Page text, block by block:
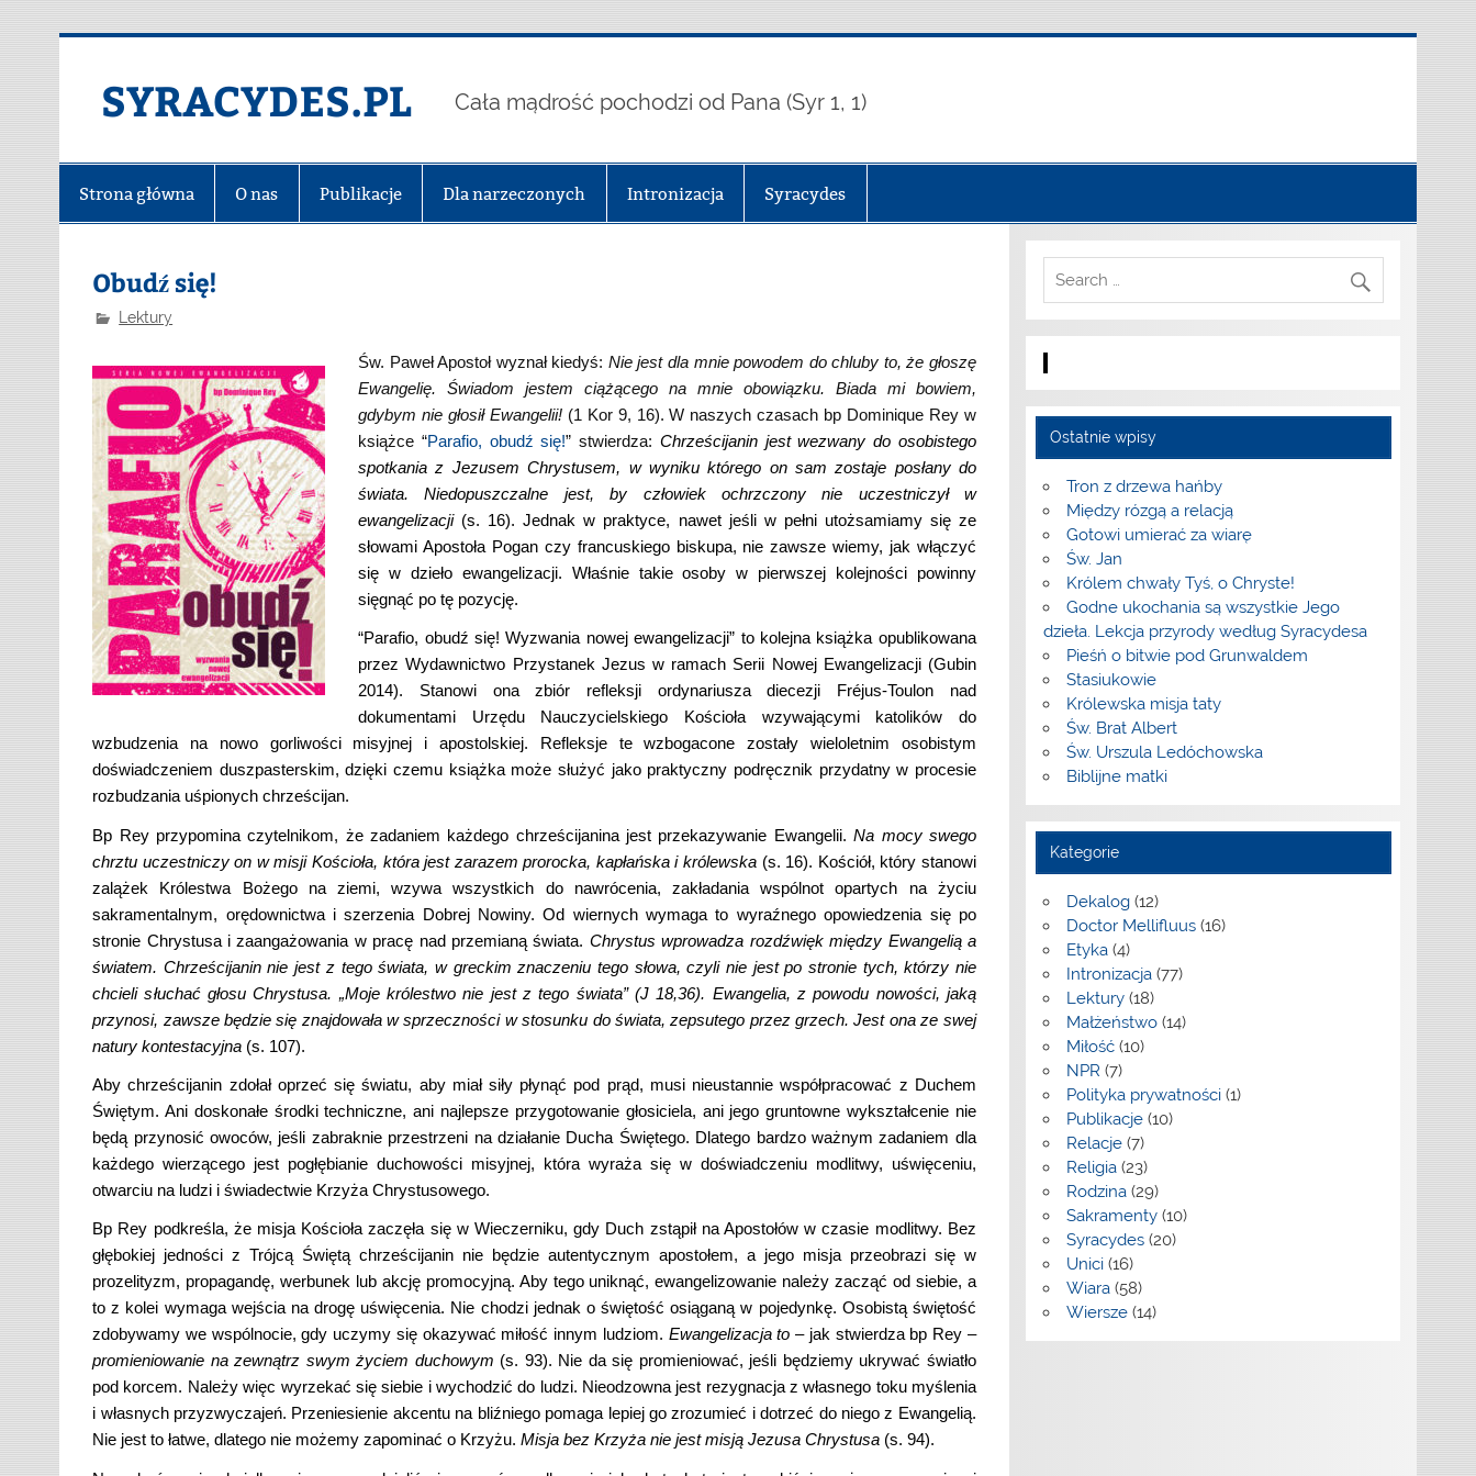
SYRACYDES.PL Cała mądrość pochodzi od Pana (Syr 1, 1)
Strona główna O nas Publikacje Dla narzeczonych Intronizacja Syracydes
Obudź się!
Lektury
Św. Paweł Apostoł wyznał kiedyś: Nie jest dla mnie powodem do chluby to, że głoszę
Ewangelię. Świadom jestem ciążącego na mnie obowiązku. Biada mi bowiem,
gdybym nie głosił Ewangelii!(1 Kor 9, 16). W naszych czasach bp Dominique Rey w
książce “Parafio, obudź się!” stwierdza: Chrześcijanin jest wezwany do osobistego
spotkania z Jezusem Chrystusem, w wyniku którego on sam zostaje posłany do
świata. Niedopuszczalne jest,by człowiek ochrzczony nie uczestniczyłw
ewangelizacji(s. 16). Jednak w praktyce, nawet jeśli w pełni utożsamiamy się ze
słowami Apostoła Pogan czy francuskiego biskupa, nie zawsze wiemy, jak włączyć
się w dzieło ewangelizacji. Właśnie takie osoby w pierwszej kolejności powinny
sięgnąć po tę pozycję.
“Parafio, obudź się! Wyzwania nowej ewangelizacji” to kolejna książka opublikowana
przez Wydawnictwo Przystanek Jezus w ramach Serii Nowej Ewangelizacji (Gubin
2014). Stanowi ona zbiór refleksji ordynariusza diecezji Fréjus-Toulon nad
dokumentami Urzędu Nauczycielskiego Kościoła wzywającymi katolików do
wzbudzenia na nowo gorliwości misyjnej i apostolskiej. Refleksje te wzbogacone zostały wieloletnim osobistym
doświadczeniem duszpasterskim, dzięki czemu książka może służyć jako praktyczny podręcznik przydatny w procesie
rozbudzania uśpionych chrześcijan.
Bp Rey przypomina czytelnikom, że zadaniem każdego chrześcijanina jest przekazywanie Ewangelii.Na mocy swego
chrztu uczestniczy on w misji Kościoła, która jest zarazem prorocka, kapłańska i królewska (s. 16). Kościół, który stanowi
zalążek Królestwa Bożego na ziemi, wzywa wszystkich do nawrócenia, zakładania wspólnot opartych na życiu
sakramentalnym, orędownictwa i szerzenia Dobrej Nowiny. Od wiernych wymaga to wyraźnego opowiedzenia się po
stronie Chrystusa i zaangażowania w pracę nad przemianą świata. Chrystus wprowadza rozdźwięk między Ewangeliąa
światem. Chrześcijanin nie jest z tegoświata, w greckim znaczeniu tego słowa, czyli nie jest po stronie tych, którzy nie
chcieli słuchaćgłosu Chrystusa. „Moje królestwo nie jest z tego świata” (J 18,36). Ewangelia, z powodu nowości, jaką
przynosi, zawsze będzie się znajdowała w sprzeczności w stosunku do świata,zepsutego przez grzech. Jest ona ze swej
natury kontestacyjna (s. 107).
Aby chrześcijanin zdołał oprzeć się światu, aby miał siły płynąć pod prąd, musi nieustannie współpracować z Duchem
Świętym. Ani doskonałe środki techniczne, ani najlepsze przygotowanie głosiciela, ani jego gruntowne wykształcenie nie
będą przynosić owoców, jeśli zabraknie przestrzeni na działanie Ducha Świętego. Dlatego bardzo ważnym zadaniem dla
każdego wierzącego jest pogłębianie duchowości misyjnej, która wyraża się w doświadczeniu modlitwy, uświęceniu,
otwarciu na ludzi i świadectwie Krzyża Chrystusowego.
Bp Rey podkreśla, że misja Kościoła zaczęła się w Wieczerniku, gdy Duch zstąpił na Apostołów w czasie modlitwy. Bez
głębokiej jedności z Trójcą Świętą chrześcijanin nie będzie autentycznym apostołem, a jego misja przeobrazi się w
prozelityzm, propagandę, werbunek lub akcję promocyjną. Aby tego uniknąć, ewangelizowanie należy zacząć od siebie, a
to z kolei wymaga wejścia na drogę uświęcenia. Nie chodzi jednak o świętość osiąganą w pojedynkę. Osobistą świętość
zdobywamy we wspólnocie, gdy uczymy się okazywać miłość innym ludziom. Ewangelizacja to – jak stwierdza bp Rey –
promieniowanie na zewnątrz swym życiem duchowym (s. 93). Nie da się promieniować, jeśli będziemy ukrywać światło
pod korcem. Należy więc wyrzekać się siebie i wychodzić do ludzi. Nieodzowna jest rezygnacja z własnego toku myślenia
i własnych przyzwyczajeń. Przeniesienie akcentu na bliźniego pomaga lepiej go zrozumieć i dotrzeć do niego z Ewangelią.
Nie jest to łatwe, dlatego nie możemy zapominać o Krzyżu.Misja bez Krzyża nie jest misją Jezusa Chrystusa (s. 94).
Ostatnie wpisy
Tron z drzewa hańby
Między rózgą a relacją
Gotowi umierać za wiarę
Św. Jan
Królem chwały Tyś, o Chryste!
Godne ukochania są wszystkie Jego
dzieła. Lekcja przyrody według Syracydesa
Pieśń o bitwie pod Grunwaldem
Stasiukowie
Królewska misja taty
Św. Brat Albert
Św. Urszula Ledóchowska
Biblijne matki
Kategorie
Dekalog(12)
Doctor Mellifluus(16)
Etyka(4)
Intronizacja(77)
Lektury(18)
Małżeństwo(14)
Miłość(10)
NPR (7)
Polityka prywatności(1)
Publikacje(10)
Relacje(7)
Religia(23)
Rodzina(29)
Sakramenty(10)
Syracydes(20)
Unici(16)
Wiara(58)
Wiersze(14)